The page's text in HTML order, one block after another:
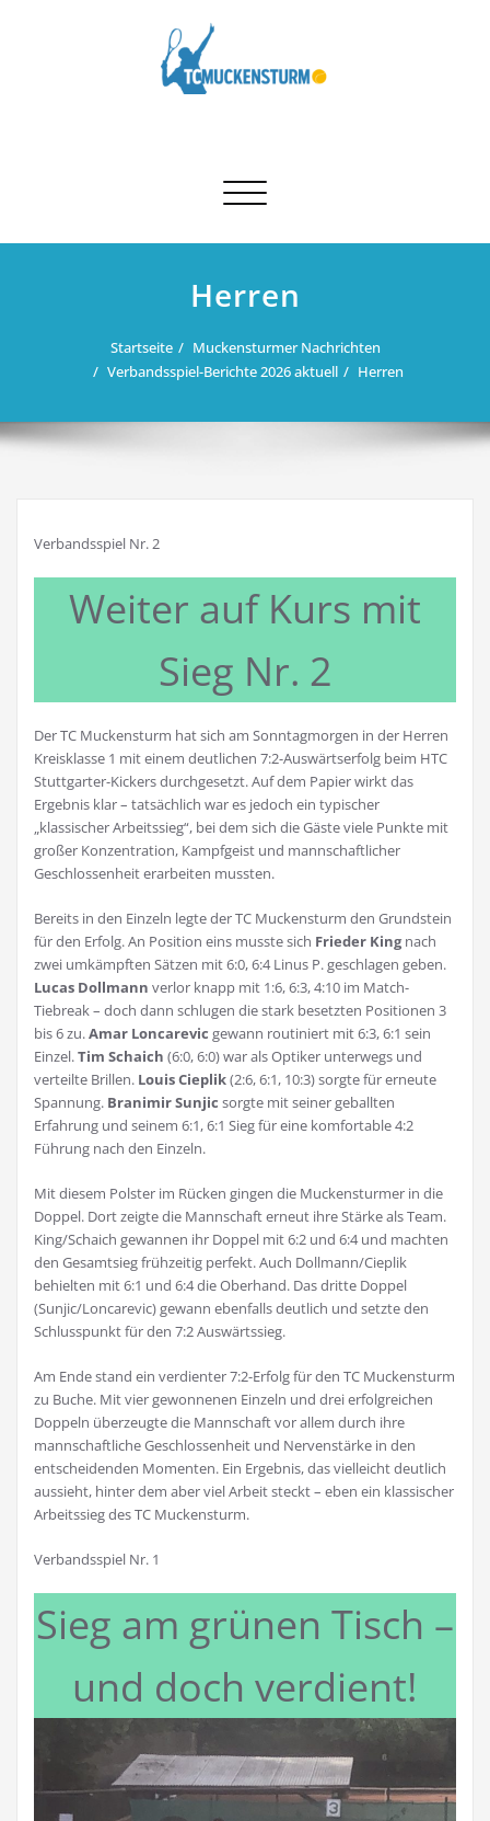
Schalte Navigation
Herren
Startseite
Muckensturmer Nachrichten
Verbandsspiel-Berichte 2026 aktuell
Herren
Verbandsspiel Nr. 2
Weiter auf Kurs mit
Sieg Nr. 2
Der TC Muckensturm hat sich am Sonntagmorgen in der Herren
Kreisklasse 1 mit einem deutlichen 7:2-Auswärtserfolg beim HTC
Stuttgarter-Kickers durchgesetzt. Auf dem Papier wirkt das
Ergebnis klar – tatsächlich war es jedoch ein typischer
„klassischer Arbeitssieg“, bei dem sich die Gäste viele Punkte mit
großer Konzentration, Kampfgeist und mannschaftlicher
Geschlossenheit erarbeiten mussten.
Bereits in den Einzeln legte der TC Muckensturm den Grundstein
für den Erfolg. An Position eins musste sich Frieder Kingnach
zwei umkämpften Sätzen mit 6:0, 6:4 Linus P. geschlagen geben.
Lucas Dollmann verlor knapp mit 1:6, 6:3, 4:10 im Match-
Tiebreak – doch dann schlugen die stark besetzten Positionen 3
bis 6 zu.Amar Loncarevic gewann routiniert mit 6:3, 6:1 sein
Einzel.Tim Schaich (6:0, 6:0) war als Optiker unterwegs und
verteilte Brillen. Louis Cieplik(2:6, 6:1, 10:3) sorgte für erneute
Spannung. Branimir Sunjic sorgte mit seiner geballten
Erfahrung und seinem 6:1, 6:1 Sieg für eine komfortable 4:2
Führung nach den Einzeln.
Mit diesem Polster im Rücken gingen die Muckensturmer in die
Doppel. Dort zeigte die Mannschaft erneut ihre Stärke als Team.
King/Schaich gewannen ihr Doppel mit 6:2 und 6:4 und machten
den Gesamtsieg frühzeitig perfekt. Auch Dollmann/Cieplik
behielten mit 6:1 und 6:4 die Oberhand. Das dritte Doppel
(Sunjic/Loncarevic) gewann ebenfalls deutlich und setzte den
Schlusspunkt für den 7:2 Auswärtssieg.
Am Ende stand ein verdienter 7:2-Erfolg für den TC Muckensturm
zu Buche. Mit vier gewonnenen Einzeln und drei erfolgreichen
Doppeln überzeugte die Mannschaft vor allem durch ihre
mannschaftliche Geschlossenheit und Nervenstärke in den
entscheidenden Momenten. Ein Ergebnis, das vielleicht deutlich
aussieht, hinter dem aber viel Arbeit steckt – eben ein klassischer
Arbeitssieg des TC Muckensturm.
Verbandsspiel Nr. 1
Sieg am grünen Tisch –
und doch verdient!